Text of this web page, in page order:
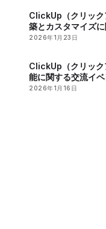
ClickUp（クリック
築とカスタマイズ
ップを開催
2026年1月23日
ClickUp（クリッ
能に関する交流イ
2026年1月16日